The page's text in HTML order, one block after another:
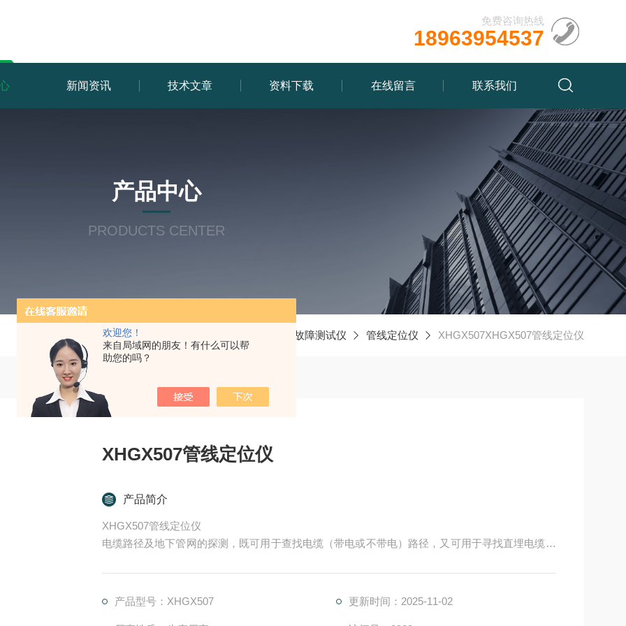
欢迎您！
来自局域网的朋友！有什么可以帮
助您的吗？
免费咨询热线
18963954537
新闻资讯 技术文章 资料下载 在线留言 联系我们
产品中心
PRODUCTS CENTER
当前位置： 电缆故障测试仪 管线定位仪 XHGX507XHGX507管线定位仪
XHGX507管线定位仪
产品简介
XHGX507管线定位仪
电缆路径及地下管网的探测，既可用于查找电缆（带电或不带电）路径，又可用于寻找直埋电缆故
产品型号：XHGX507 更新时间：2025-11-02